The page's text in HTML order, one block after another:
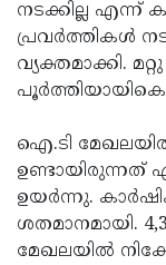
നടക്കില്ല എന്ന്
പ്രവർത്തികൾ
വ്യക്തമാക്കി.
ഐ.ടി
ഉണ്ടായിരുന്നത്
ഉയർന്നു.
ശതമാനമായി.
മേഖലയിൽ